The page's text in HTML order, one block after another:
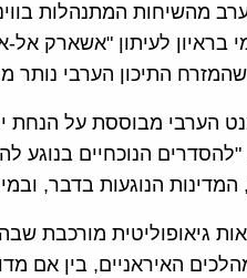
מהשיחות המתנהלות
בראיון לעיתון "אשארק
התיכון הערבי נותר
הערבי מבוססת על הנחת
הנוכחיים בנוגע
המדינות הנוגעות בדבר,
גיאופוליטית מורכבת
האיראניים, בין אם